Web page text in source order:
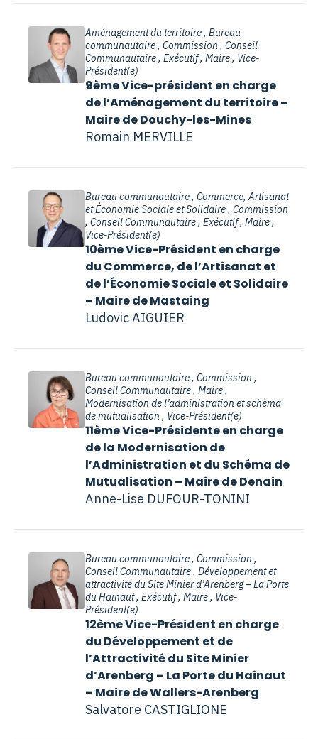
Aménagement du territoire , Bureau
communautaire , Commission , Conseil
Communautaire , Exécutif , Maire , Vice-
Président(e)
9ème Vice-président en charge
de l’Aménagement du territoire –
Maire de Douchy-les-Mines
Romain MERVILLE
Bureau communautaire , Commerce, Artisanat
et Économie Sociale et Solidaire , Commission
, Conseil Communautaire , Exécutif , Maire ,
Vice-Président(e)
10ème Vice-Président en charge
du Commerce, de l’Artisanat et
de l’Économie Sociale et Solidaire
– Maire de Mastaing
Ludovic AIGUIER
Bureau communautaire , Commission ,
Conseil Communautaire , Maire ,
Modernisation de l’administration et schèma
de mutualisation , Vice-Président(e)
11ème Vice-Présidente en charge
de la Modernisation de
l’Administration et du Schéma de
Mutualisation – Maire de Denain
Anne-Lise DUFOUR-TONINI
Bureau communautaire , Commission ,
Conseil Communautaire , Développement et
attractivité du Site Minier d’Arenberg – La Porte
du Hainaut , Exécutif , Maire , Vice-
Président(e)
12ème Vice-Président en charge
du Développement et de
l’Attractivité du Site Minier
d’Arenberg – La Porte du Hainaut
– Maire de Wallers-Arenberg
Salvatore CASTIGLIONE